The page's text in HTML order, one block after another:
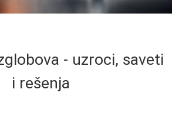
- uzroci, saveti
i rešenja